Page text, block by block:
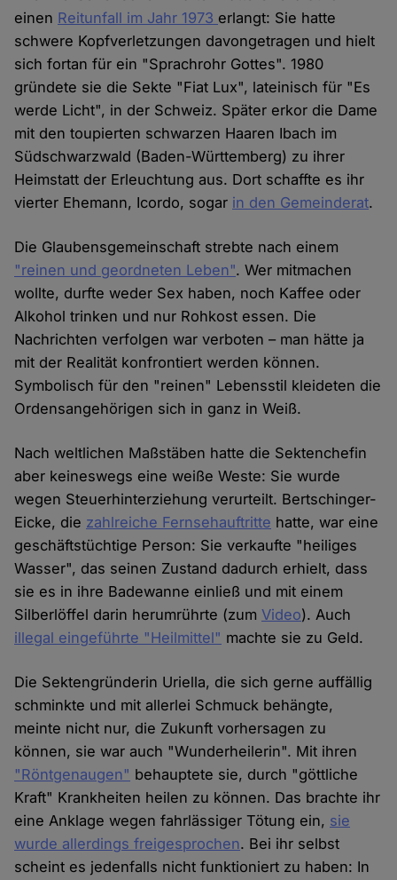
einen Reitunfall im Jahr 1973 erlangt: Sie hatte
schwere Kopfverletzungen davongetragen und hielt
sich fortan für ein "Sprachrohr Gottes". 1980
gründete sie die Sekte "Fiat Lux", lateinisch für "Es
werde Licht", in der Schweiz. Später erkor die Dame
mit den toupierten schwarzen Haaren Ibach im
Südschwarzwald (Baden-Württemberg) zu ihrer
Heimstatt der Erleuchtung aus. Dort schaffte es ihr
vierter Ehemann, Icordo, sogar in den Gemeinderat.
Die Glaubensgemeinschaft strebte nach einem
"reinen und geordneten Leben". Wer mitmachen
wollte, durfte weder Sex haben, noch Kaffee oder
Alkohol trinken und nur Rohkost essen. Die
Nachrichten verfolgen war verboten – man hätte ja
mit der Realität konfrontiert werden können.
Symbolisch für den "reinen" Lebensstil kleideten die
Ordensangehörigen sich in ganz in Weiß.
Nach weltlichen Maßstäben hatte die Sektenchefin
aber keineswegs eine weiße Weste: Sie wurde
wegen Steuerhinterziehung verurteilt. Bertschinger-
Eicke, die zahlreiche Fernsehauftritte hatte, war eine
geschäftstüchtige Person: Sie verkaufte "heiliges
Wasser", das seinen Zustand dadurch erhielt, dass
sie es in ihre Badewanne einließ und mit einem
Silberlöffel darin herumrührte (zumVideo). Auch
illegal eingeführte "Heilmittel" machte sie zu Geld.
Die Sektengründerin Uriella, die sich gerne auffällig
schminkte und mit allerlei Schmuck behängte,
meinte nicht nur, die Zukunft vorhersagen zu
können, sie war auch "Wunderheilerin". Mit ihren
"Röntgenaugen" behauptete sie, durch "göttliche
Kraft" Krankheiten heilen zu können. Das brachte ihr
eine Anklage wegen fahrlässiger Tötung ein, sie
wurde allerdings freigesprochen. Bei ihr selbst
scheint es jedenfalls nicht funktioniert zu haben: In